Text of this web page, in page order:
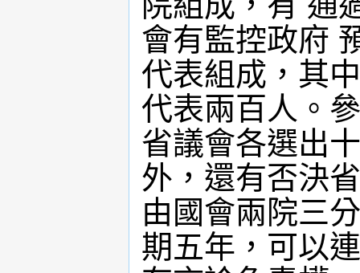
會有監控政府
代表組成，其
代表兩百人。
省議會各選出
外，還有否決
由國會兩院三
期五年，可以